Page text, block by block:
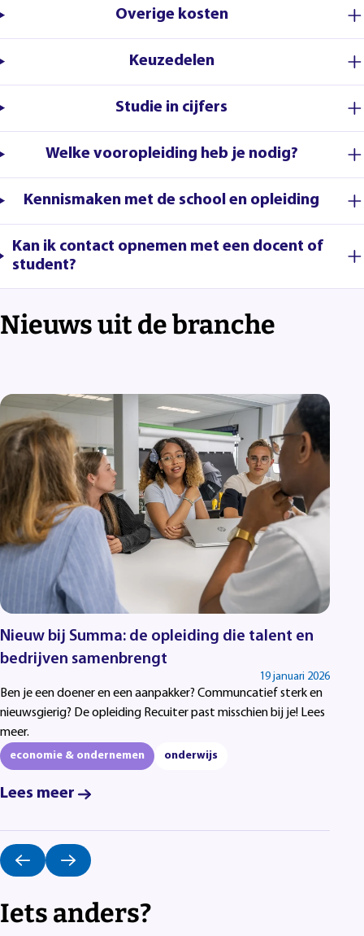
Overige kosten
Keuzedelen
Studie in cijfers
Welke vooropleiding heb je nodig?
Kennismaken met de school en opleiding
Kan ik contact opnemen met een docent of
student?
Nieuws uit de branche
Nieuw bij Summa: de opleiding die talent en
bedrijven samenbrengt
19 januari 2026
Ben je een doener en een aanpakker? Communcatief sterk en
nieuwsgierig? De opleiding Recuiter past misschien bij je! Lees
meer.
economie & ondernemen onderwijs
Lees meer
Iets anders?